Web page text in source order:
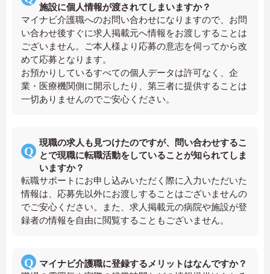
施設に個人情報が渡されてしまいますか？
マイナビ介護職へのお問い合わせになりますので、お問
い合わせ後すぐに求人掲載元へ情報をお渡しすることは
ございません。ご本人様より応募の意志を伺ってから改
めて応募となります。
お預かりしているすべての個人データは許可なく、企
業・医療機関側に開示したり、第三者に提供することは
一切ありませんのでご安心ください。
現職の求人も見つけたのですが、問い合わせするこ
とで現職に転職活動をしていることが知られてしま
いますか？
転職サポートにお申し込みいただく際に入力いただいた
情報は、応募先以外にお渡しすることはございませんの
でご安心ください。また、求人掲載元の病院や施設が登
録者の情報を自由に閲覧することもございません。
マイナビ介護職に登録するメリットはなんですか？